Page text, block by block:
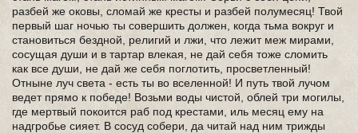
разбей же оковы, сломай же кресты и разбей полумесяц! Твой
первый шаг ночью ты совершить должен, когда тьма вокруг и
становиться бездной, религий и лжи, что лежит меж мирами,
сосущая души и в тартар влекая, не дай себя тоже сломить
как все души, не дай же себя поглотить, просветленный!
Отныне луч света - есть ты во вселенной! И путь твой лучом
ведет прямо к победе! Возьми воды чистой, облей три могилы,
где мертвый покоится раб под крестами, иль месяц ему на
надгробье сияет. В сосуд собери, да читай над ним трижды